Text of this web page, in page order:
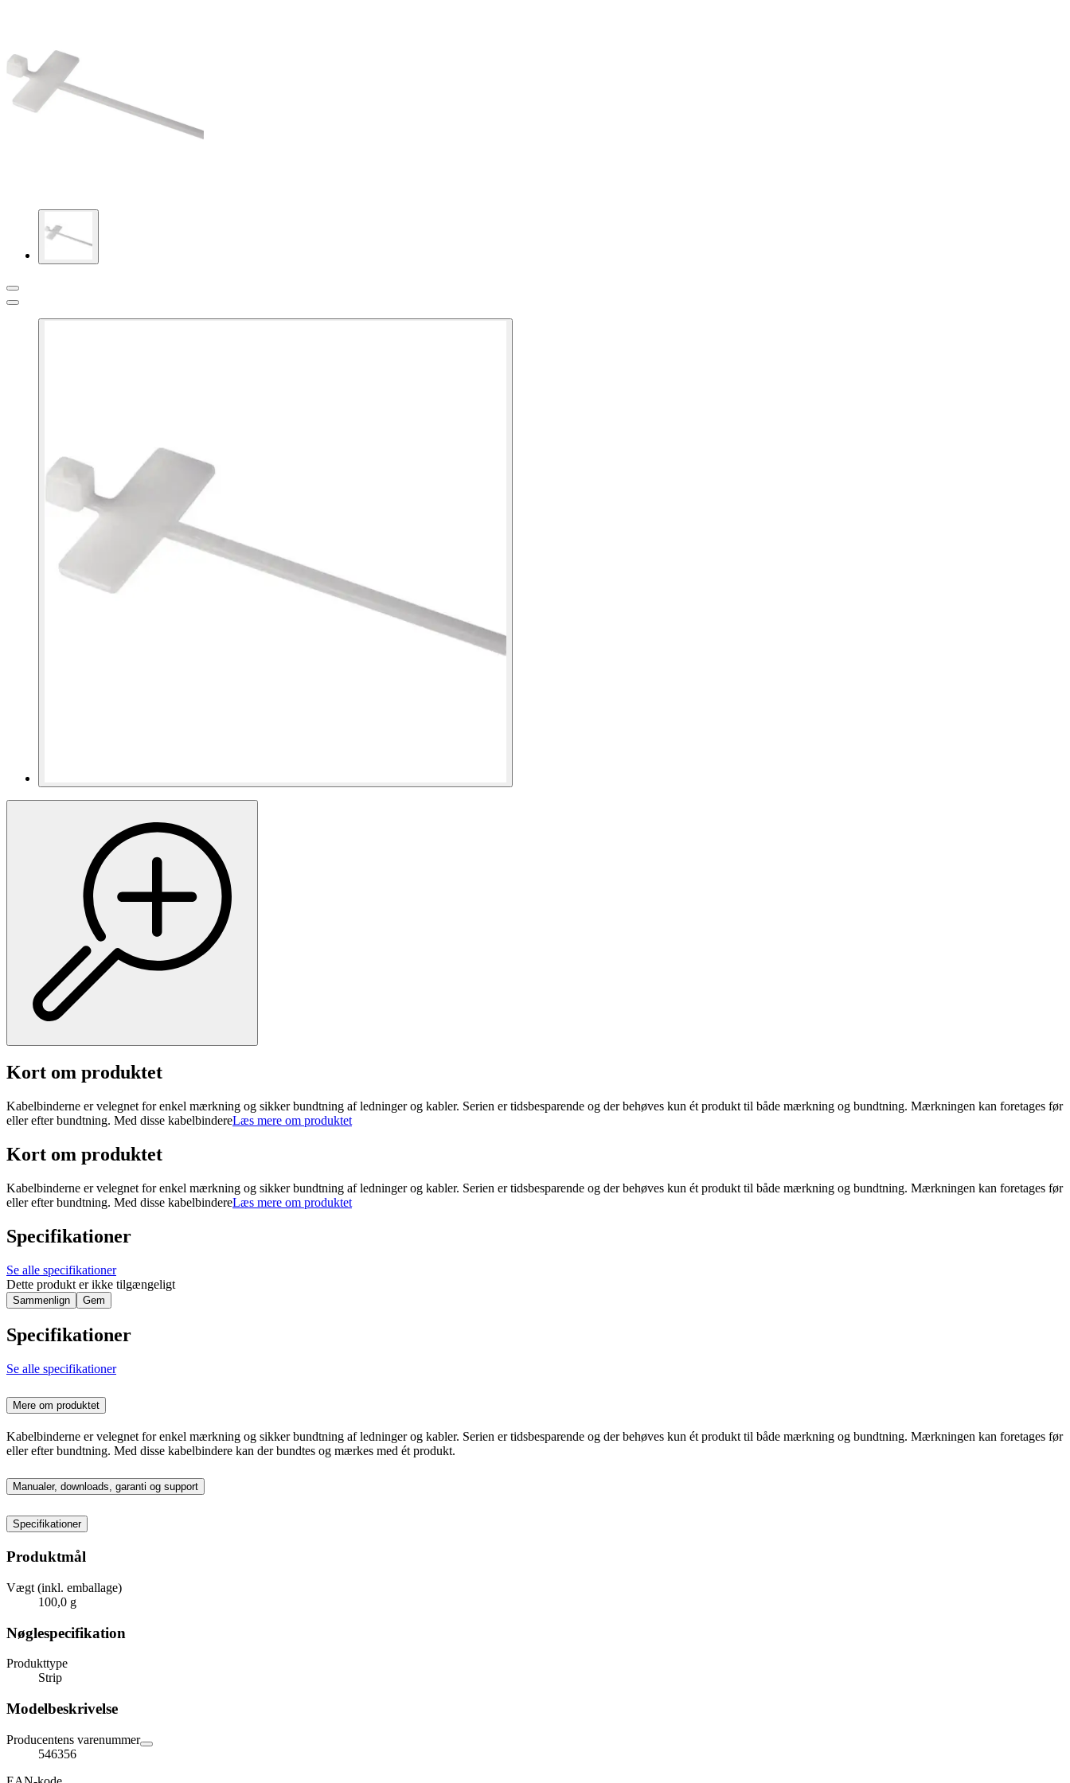
Kort om produktet
Kabelbinderne er velegnet for enkel mærkning og sikker bundtning af ledninger og kabler. Serien er tidsbesparende og der behøves kun ét produkt til både mærkning og bundtning. Mærkningen kan foretages før
eller efter bundtning. Med disse kabelbindereLæs mere om produktet
Kort om produktet
Kabelbinderne er velegnet for enkel mærkning og sikker bundtning af ledninger og kabler. Serien er tidsbesparende og der behøves kun ét produkt til både mærkning og bundtning. Mærkningen kan foretages før
eller efter bundtning. Med disse kabelbindereLæs mere om produktet
Specifikationer
Se alle specifikationer
Dette produkt er ikke tilgængeligt
Sammenlign Gem
Specifikationer
Se alle specifikationer
Mere om produktet
Kabelbinderne er velegnet for enkel mærkning og sikker bundtning af ledninger og kabler. Serien er tidsbesparende og der behøves kun ét produkt til både mærkning og bundtning. Mærkningen kan foretages før
eller efter bundtning. Med disse kabelbindere kan der bundtes og mærkes med ét produkt.
Manualer, downloads, garanti og support
Specifikationer
Produktmål
Vægt (inkl. emballage)
100,0 g
Nøglespecifikation
Produkttype
Strip
Modelbeskrivelse
Producentens varenummer
546356